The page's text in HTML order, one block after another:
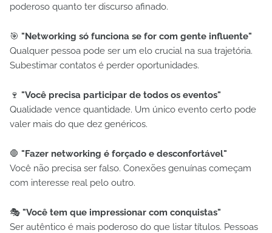
poderoso quanto ter discurso afinado.
🎯 "Networking só funciona se for com gente influente"
Qualquer pessoa pode ser um elo crucial na sua trajetória.
Subestimar contatos é perder oportunidades.
🍷 "Você precisa participar de todos os eventos"
Qualidade vence quantidade. Um único evento certo pode
valer mais do que dez genéricos.
🛑 "Fazer networking é forçado e desconfortável"
Você não precisa ser falso. Conexões genuínas começam
com interesse real pelo outro.
🎭 "Você tem que impressionar com conquistas"
Ser autêntico é mais poderoso do que listar títulos. Pessoas